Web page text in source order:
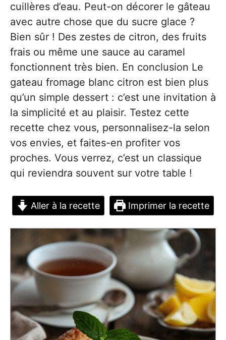
cuillères d’eau. Peut-on décorer le gâteau
avec autre chose que du sucre glace ?
Bien sûr ! Des zestes de citron, des fruits
frais ou même une sauce au caramel
fonctionnent très bien. En conclusion Le
gateau fromage blanc citron est bien plus
qu’un simple dessert : c’est une invitation à
la simplicité et au plaisir. Testez cette
recette chez vous, personnalisez-la selon
vos envies, et faites-en profiter vos
proches. Vous verrez, c’est un classique
qui reviendra souvent sur votre table !
Aller à la recette Imprimer la recette